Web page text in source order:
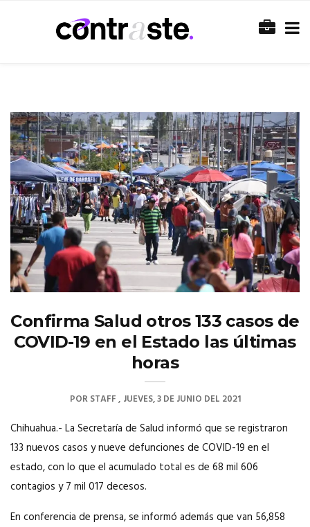
Confirma Salud otros 133 casos de
COVID-19 en el Estado las últimas
horas
PORSTAFF JUEVES, 3 DE JUNIO DEL 2021
Chihuahua.- La Secretaría de Salud informó que se registraron
133 nuevos casos y nueve defunciones de COVID-19 en el
estado, con lo que el acumulado total es de 68 mil 606
contagios y 7 mil 017 decesos.
En conferencia de prensa, se informó además que van 56,858